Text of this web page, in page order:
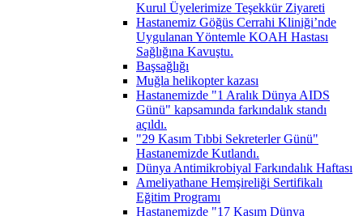
Kurul Üyelerimize Teşekkür Ziyareti
Hastanemiz Göğüs Cerrahi Kliniği’nde
Uygulanan Yöntemle KOAH Hastası
Sağlığına Kavuştu.
Başsağlığı
Muğla helikopter kazası
Hastanemizde "1 Aralık Dünya AIDS
Günü" kapsamında farkındalık standı
açıldı.
"29 Kasım Tıbbi Sekreterler Günü"
Hastanemizde Kutlandı.
Dünya Antimikrobiyal Farkındalık Haftası
Ameliyathane Hemşireliği Sertifikalı
Eğitim Programı
Hastanemizde "17 Kasım Dünya